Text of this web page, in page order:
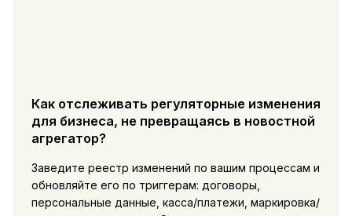
Как отслеживать регуляторные изменения
для бизнеса, не превращаясь в новостной
агрегатор?
Заведите реестр изменений по вашим процессам и
обновляйте его по триггерам: договоры,
персональные данные, касса/платежи, маркировка/